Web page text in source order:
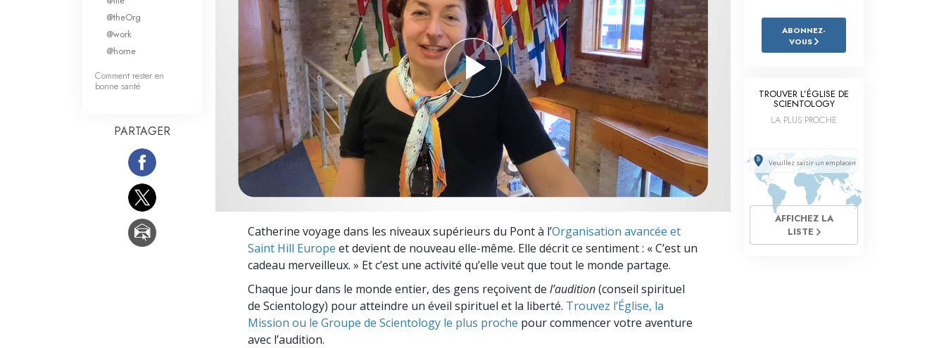
Qu’est-ce que la grandeur ? L’échelle des tons émotionnels
Réponses aux drogues
Les enfants
Des outils pour le monde du travail
L’éthique et les conditions
La raison de l’oppression
Les investigations
Les fondements de l’organisation
Les fondements des relations publiques
Catherine voyage dans les niveaux supérieurs du Pont à l’Organisation avancée et
Saint Hill Europe et devient de nouveau elle-même. Elle décrit ce sentiment : « C’est un
cadeau merveilleux. » Et c’est une activité qu’elle veut que tout le monde partage.
Chaque jour dans le monde entier, des gens reçoivent de l’audition(conseil spirituel
de Scientology) pour atteindre un éveil spirituel et la liberté. Trouvez l’Église, la
Mission ou le Groupe de Scientology le plus proche pour commencer votre aventure
avec l’audition.
@theOrg
@work
@home
Comment rester en
bonne santé
PARTAGER
ABONNEZ-
VOUS
TROUVER L’ÉGLISE DE
SCIENTOLOGY
LA PLUS PROCHE
AFFICHEZ LA
LISTE